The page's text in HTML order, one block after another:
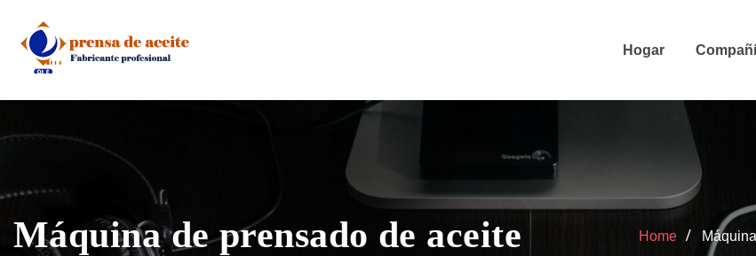
content
Hogar
Máquina de prensado de aceite
Home